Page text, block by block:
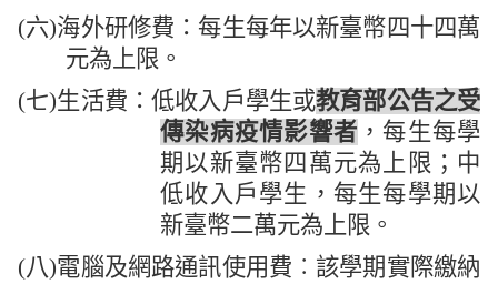
(六)海外研修費：每生每年以新臺幣四十四萬
元為上限。
(七)生活費：低收入戶學生或教育部公告之受
傳染病疫情影響者 ，每生每學
期以新臺幣四萬元為上限；中
低收入戶學生，每生每學期以
新臺幣二萬元為上限。
(八)電腦及網路通訊使用費︰該學期實際繳納